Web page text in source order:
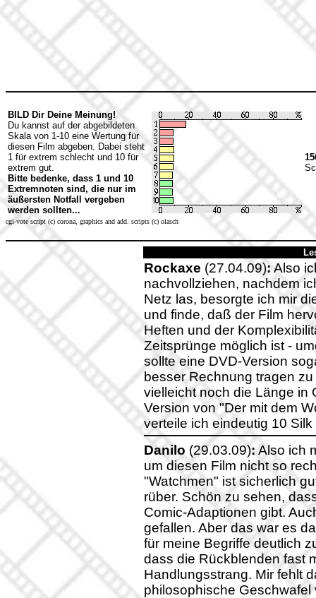
BILD Dir Deine Meinung!
Du kannst auf der abgebildeten
Skala von 1-10 eine Wertung für
diesen Film abgeben. Dabei steht
1 für extrem schlecht und 10 für
extrem gut.
Bitte bedenke, dass 1 und 10
Extremnoten sind, die nur im
äußersten Notfall vergeben
werden sollten...
cgi-vote script (c) corona, graphics and add. scripts (c) olasch
Rockaxe (27.04.09): Also
nachvollziehen, nachdem
Netz las, besorgte ich mir
und finde, daß der Film
Heften und der
Zeitsprünge möglich ist -
sollte eine DVD-Version
besser Rechnung tragen
vielleicht noch die Länge in
Version von "Der mit dem
verteile ich eindeutig 10
Danilo (29.03.09): Also ich
um diesen Film nicht so
"Watchmen" ist sicherlich
rüber. Schön zu sehen,
Comic-Adaptionen gibt.
gefallen. Aber das war es
für meine Begriffe deutlich
dass die Rückblenden fast
Handlungsstrang. Mir fehlt
philosophische